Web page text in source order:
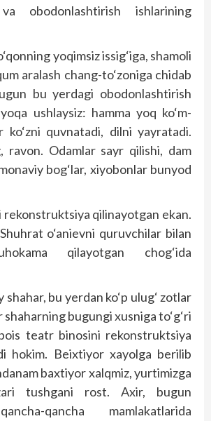
obodonlashtirish ishlarining
yoqimsiz issig‘iga, shamoli
aralash chang-to‘zoniga chidab
bu yerdagi obodonlashtirish
ushlaysiz: hamma yoq ko‘m-
ko‘zni quvnatadi, dilni yayratadi.
ravon. Odamlar sayr qilishi, dam
bog‘lar, xiyobonlar bunyod
rekonstruktsiya qilinayotgan ekan.
o‘anievni quruvchilar bilan
qilayotgan chog‘ida
shahar, bu yerdan ko‘p ulug‘ zotlar
shaharning bugungi xusniga to‘g‘ri
teatr binosini rekonstruktsiya
hokim. Beixtiyor xayolga berilib
baxtiyor xalqmiz, yurtimizga
tushgani rost. Axir, bugun
qancha mamlakatlarida